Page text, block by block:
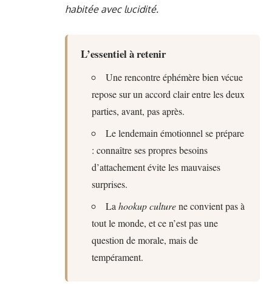
habitée avec lucidité.
L’essentiel à retenir
Une rencontre éphémère bien vécue
repose sur un accord clair entre les deux
parties, avant, pas après.
Le lendemain émotionnel se prépare
: connaître ses propres besoins
d’attachement évite les mauvaises
surprises.
La hookup culturene convient pas à
tout le monde, et ce n’est pas une
question de morale, mais de
tempérament.